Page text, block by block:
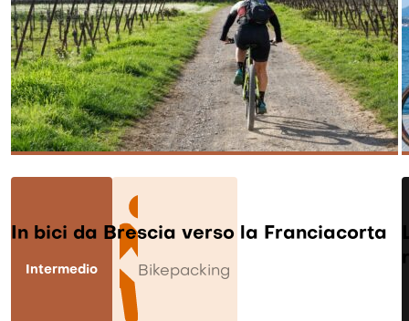
Intermedio Bikepacking
In bici da Brescia verso la Franciacorta